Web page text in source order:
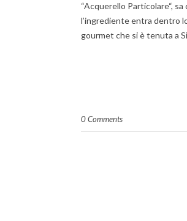
“Acquerello Particolare“,
l’ingrediente entra dentro
gourmet che si è tenuta a
0 Comments